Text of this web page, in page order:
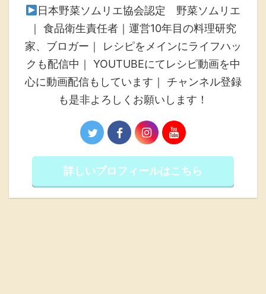
日本野菜ソムリエ協会認定 野菜ソムリエ
｜ 食品衛生責任者｜運営10年目の料理研究
家、ブロガー｜ レシピをメインにライフハッ
クも配信中｜ YOUTUBEにてレシピ動画を中
心に動画配信もしています｜ チャンネル登録
も是非よろしくお願いします！
詳しいプロフィールはこちら